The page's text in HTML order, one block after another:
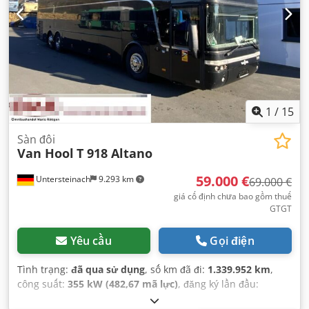
1 / 15
Untersteinach 9.293 km
Sàn đôi
Van Hool T 918 Altano
59.000 €69.000 €
giá cố định chưa bao gồm thuế
GTGT
Yêu cầu Gọi điện
Tình trạng: đã qua sử dụng, số km đã đi: 1.339.952 km,
công suất: 355 kW (482,67 mã lực), đăng ký lần đầu:
diesel